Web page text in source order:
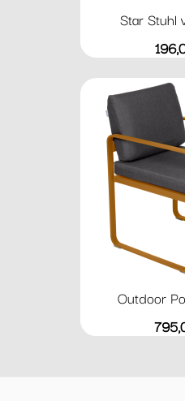
Star Stuhl
Preis
Outdoor
Preis